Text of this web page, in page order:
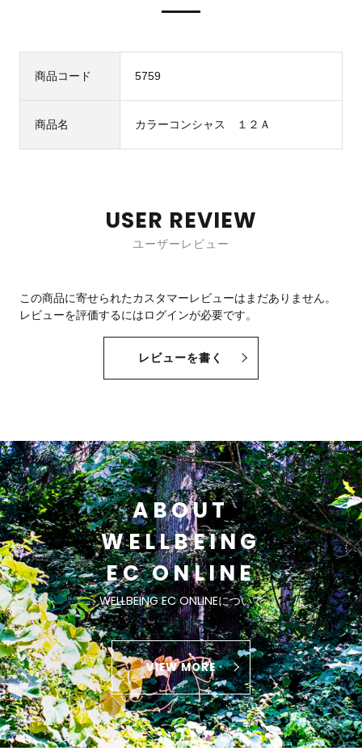
商品コード 5759
商品名 カラーコンシャス １２Ａ
USER REVIEW
ユーザーレビュー
この商品に寄せられたカスタマーレビューはまだありません。
レビューを評価するにはログインが必要です。
レビューを書く
ABOUT
WELLBEING
EC ONLINE
WELLBEING EC ONLINEについて
VIEW MORE